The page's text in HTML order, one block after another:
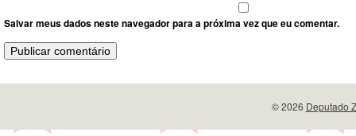
Salvar meus dados neste navegador para a próxima vez que eu comentar.
© 2026 Deputado